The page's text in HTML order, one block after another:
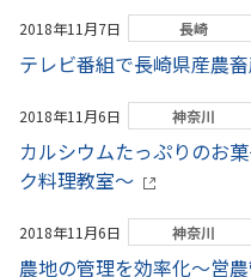
2018年11月7日 長崎
テレビ番組で長崎県産農
2018年11月6日 神奈川
カルシウムたっぷりのお
ク料理教室～
2018年11月6日 神奈川
農地の管理を効率化～営